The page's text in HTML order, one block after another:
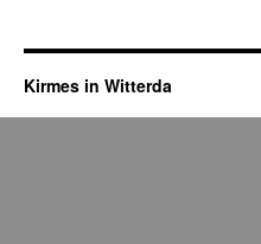
Kirmes in Witterda